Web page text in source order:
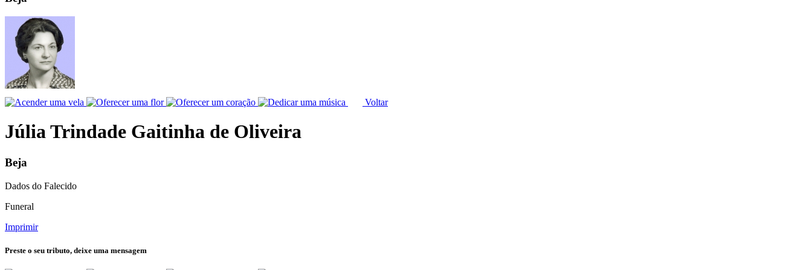
Voltar
Júlia Trindade Gaitinha de Oliveira
Beja
Dados do Falecido
Funeral
Imprimir
Preste o seu tributo, deixe uma mensagem